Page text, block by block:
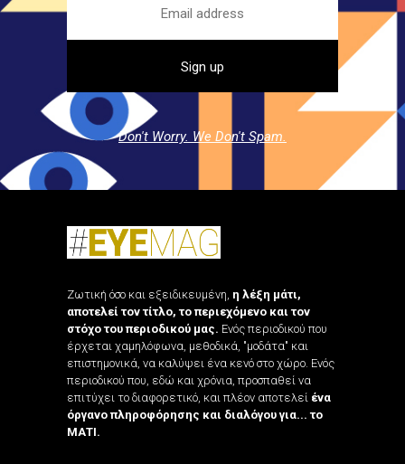
Don't Worry. We Don't Spam.
Ζωτική όσο και εξειδικευμένη, η λέξη μάτι,
αποτελεί τον τίτλο, το περιεχόμενο και τον
στόχο του περιοδικού μας. Ενός περιοδικού που
έρχεται χαμηλόφωνα, μεθοδικά, "μοδάτα" και
επιστημονικά, να καλύψει ένα κενό στο χώρο. Ενός
περιοδικού που, εδώ και χρόνια, προσπαθεί να
επιτύχει το διαφορετικό, και πλέον αποτελεί ένα
όργανο πληροφόρησης και διαλόγου για... το
ΜΑΤΙ.